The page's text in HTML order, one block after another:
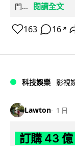
門...
閱讀全文
163 16 ↗
科技娛樂 影視
Lawton 1 日
訂購 43